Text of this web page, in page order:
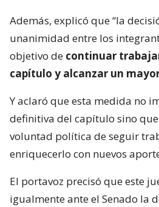
Además, explicó que “la
unanimidad entre los
objetivo de continuar
capítulo y alcanzar un
Y aclaró que esta medida no
definitiva del capítulo sino que
voluntad política de seguir
enriquecerlo con nuevos
El portavoz precisó que este
igualmente ante el Senado la